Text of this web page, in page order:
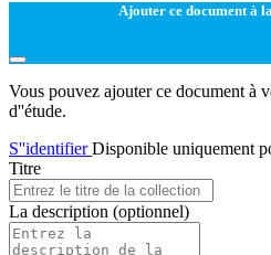
Ajouter ce document à
Vous pouvez ajouter ce document à
d''étude.
S''identifierDisponible uniquement
Titre
La description (optionnel)